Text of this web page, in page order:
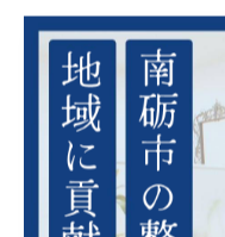
スポーツ
< 前のページ